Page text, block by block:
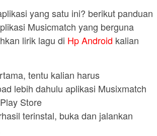
yang satu ini? berikut panduan
Musicmatch yang berguna
lirik lagu di Hp Android kalian
tentu kalian harus
lebih dahulu aplikasi Musixmatch
Store
terinstal, buka dan jalankan